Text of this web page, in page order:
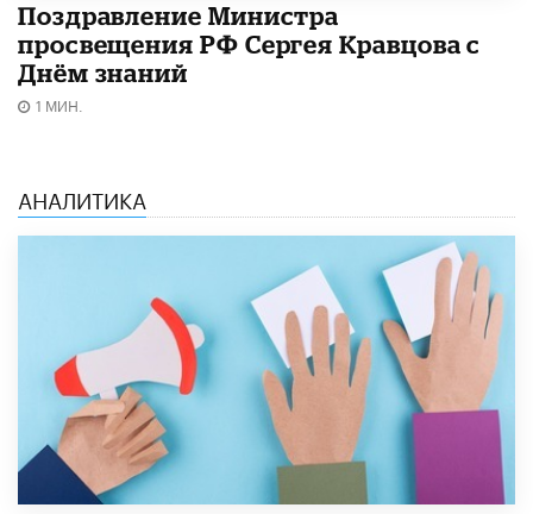
Поздравление Министра
просвещения РФ Сергея Кравцова с
Днём знаний
1 МИН.
АНАЛИТИКА